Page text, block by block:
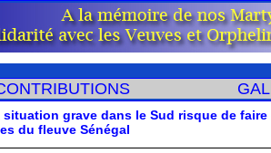
situation grave dans le Sud risque de
du fleuve Sénégal